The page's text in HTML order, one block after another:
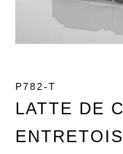
P782-T
LATTE DE